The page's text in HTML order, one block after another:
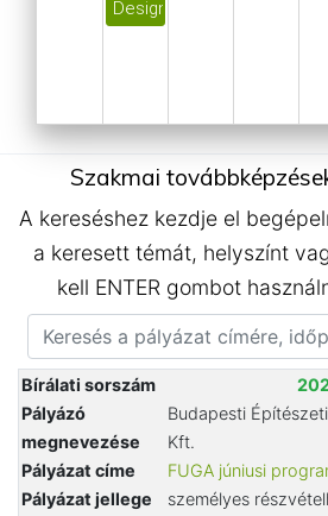
Design és technológia
Szakmai
A kereséshez kezdje el
a keresett témát, helyszínt
kell ENTER gombot
Bírálati sorszám
Pályázó
megnevezése
Budapesti
Kft.
Pályázat címe
FUGA júniusi
Pályázat jellege
személyes